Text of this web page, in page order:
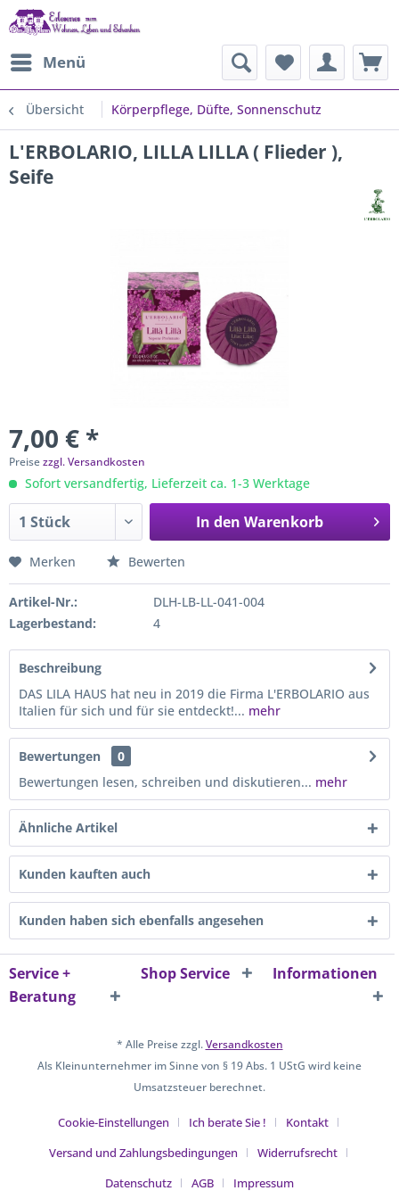
Menü
Übersicht Körperpflege, Düfte, Sonnenschutz
L'ERBOLARIO, LILLA LILLA ( Flieder ),
Seife
7,00 € *
Preisezzgl. Versandkosten
Sofort versandfertig, Lieferzeit ca. 1-3 Werktage
In den Warenkorb
Merken Bewerten
Artikel-Nr.:
DLH-LB-LL-041-004
Lagerbestand:
4
Beschreibung
DAS LILA HAUS hat neu in 2019 die Firma L'ERBOLARIO aus
Italien für sich und für sie entdeckt!... mehr
Bewertungen
0
Bewertungen lesen, schreiben und diskutieren... mehr
Ähnliche Artikel
Kunden kauften auch
Kunden haben sich ebenfalls angesehen
Service +
Beratung
Shop Service Informationen
* Alle Preise zzgl.Versandkosten
Als Kleinunternehmer im Sinne von § 19 Abs. 1 UStG wird keine
Umsatzsteuer berechnet.
Cookie-Einstellungen Ich berate Sie !
Kontakt
Versand und Zahlungsbedingungen
Widerrufsrecht
Datenschutz
AGB
Impressum